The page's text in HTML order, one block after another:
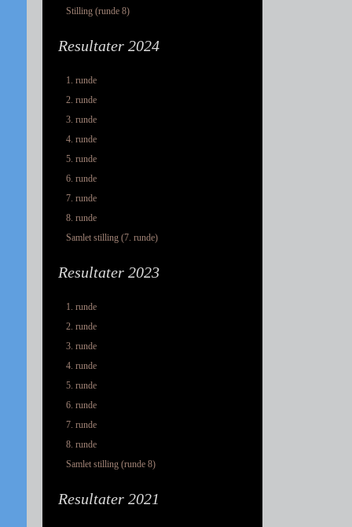
Stilling (runde 8)
Resultater 2024
1. runde
2. runde
3. runde
4. runde
5. runde
6. runde
7. runde
8. runde
Samlet stilling (7. runde)
Resultater 2023
1. runde
2. runde
3. runde
4. runde
5. runde
6. runde
7. runde
8. runde
Samlet stilling (runde 8)
Resultater 2021